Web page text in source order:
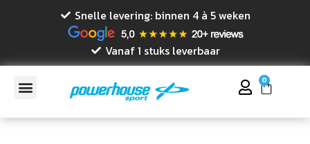
Snelle levering: binnen 4 à 5 weken
Vanaf 1 stuks leverbaar
0